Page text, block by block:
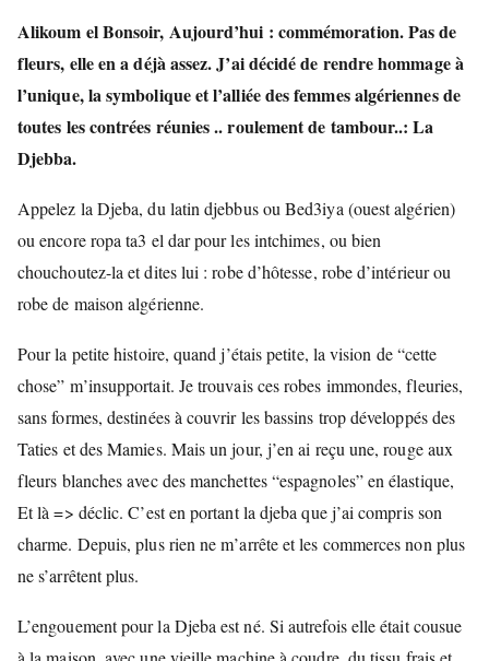
Alikoum el Bonsoir, Aujourd’hui : commémoration. Pas de
fleurs, elle en a déjà assez. J’ai décidé de rendre hommage à
l’unique, la symbolique et l’alliée des femmes algériennes de
toutes les contrées réunies .. roulement de tambour..: La
Djebba.
Appelez la Djeba, du latin djebbus ou Bed3iya (ouest algérien)
ou encore ropa ta3 el dar pour les intchimes, ou bien
chouchoutez-la et dites lui : robe d’hôtesse, robe d’intérieur ou
robe de maison algérienne.
Pour la petite histoire, quand j’étais petite, la vision de “cette
chose” m’insupportait. Je trouvais ces robes immondes, fleuries,
sans formes, destinées à couvrir les bassins trop développés des
Taties et des Mamies. Mais un jour, j’en ai reçu une, rouge aux
fleurs blanches avec des manchettes “espagnoles” en élastique,
Et là => déclic. C’est en portant la djeba que j’ai compris son
charme. Depuis, plus rien ne m’arrête et les commerces non plus
ne s’arrêtent plus.
L’engouement pour la Djeba est né. Si autrefois elle était cousue